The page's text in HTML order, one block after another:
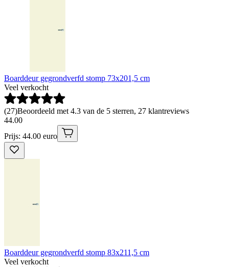
Boarddeur gegrondverfd stomp 73x201,5 cm
Veel verkocht
(27)Beoordeeld met 4.3 van de 5 sterren, 27 klantreviews
44.00
Prijs: 44.00 euro
Boarddeur gegrondverfd stomp 83x211,5 cm
Veel verkocht